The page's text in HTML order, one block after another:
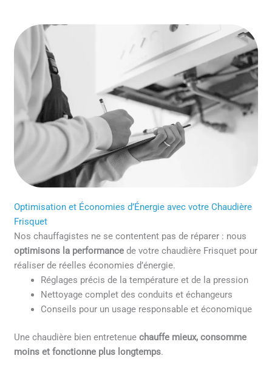
Optimisation et Économies d’Énergie avec votre Chaudière
Frisquet
Nos chauffagistes ne se contentent pas de réparer : nous
optimisons la performance de votre chaudière Frisquet pour
réaliser de réelles économies d’énergie.
Réglages précis de la température et de la pression
Nettoyage complet des conduits et échangeurs
Conseils pour un usage responsable et économique
Une chaudière bien entretenuechauffe mieux, consomme
moins et fonctionne plus longtemps.